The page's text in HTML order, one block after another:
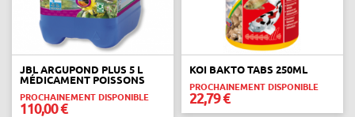
JBL ARGUPOND PLUS 5 L
MÉDICAMENT POISSONS
PROCHAINEMENT DISPONIBLE
110,00 €
KOI BAKTO TABS 250ML
PROCHAINEMENT DISPONIBLE
22,79 €